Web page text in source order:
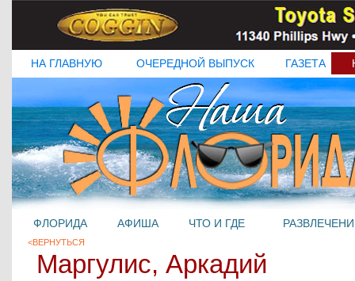
НА ГЛАВНУЮ ОЧЕРЕДНОЙ ВЫПУСК ГАЗЕТА
ФЛОРИДА АФИША ЧТО И ГДЕ
<ВЕРНУТЬСЯ
Маргулис, Аркадий